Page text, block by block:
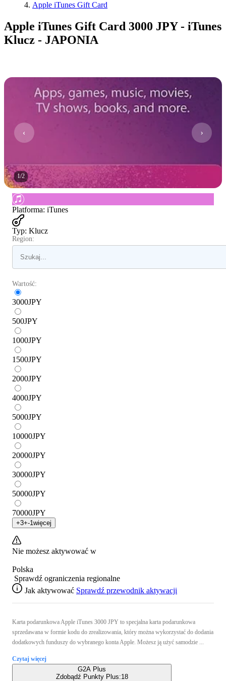
Apple iTunes Gift Card
Apple iTunes Gift Card 3000 JPY - iTunes
Klucz - JAPONIA
1/2
Platforma: iTunes
Typ: Klucz
Region:
Wartość:
3000JPY
500JPY
1000JPY
1500JPY
2000JPY
4000JPY
5000JPY
10000JPY
20000JPY
30000JPY
50000JPY
70000JPY
+3+-1 więcej
Nie możesz aktywować w
Polska
Sprawdź ograniczenia regionalne
Jak aktywować Sprawdź przewodnik aktywacji
Karta podarunkowa Apple iTunes 3000 JPY to specjalna karta podarunkowa
sprzedawana w formie kodu do zrealizowania, który można wykorzystać do dodania
dodatkowych funduszy do wybranego konta Apple. Możesz ją użyć samodzie ...
Czytaj więcej
G2A Plus
Zdobądź Punkty Plus:18